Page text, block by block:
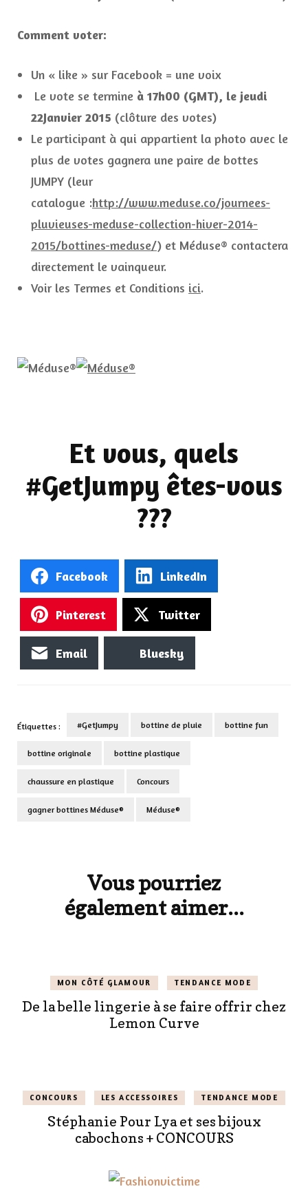
Comment voter:
Un « like » sur Facebook = une voix
Le vote se termine à 17h00 (GMT), le jeudi
22Janvier 2015 (clôture des votes)
Le participant à qui appartient la photo avec le
plus de votes gagnera une paire de bottes
JUMPY (leur
catalogue :http://www.meduse.co/journees-
pluvieuses-meduse-collection-hiver-2014-
2015/bottines-meduse/) et Méduse® contactera
directement le vainqueur.
Voir les Termes et Conditions ici.
Et vous, quels
#GetJumpy êtes-vous
???
Facebook LinkedIn
Pinterest Twitter
Email Bluesky
Étiquettes : #GetJumpy bottine de pluie bottine fun
bottine originale bottine plastique
chaussure en plastique Concours
gagner bottines Méduse® Méduse®
Vous pourriez
également aimer...
MON CÔTÉ GLAMOUR TENDANCE MODE
De la belle lingerie à se faire offrir chez
Lemon Curve
CONCOURS LES ACCESSOIRES TENDANCE MODE
Stéphanie Pour Lya et ses bijoux
cabochons + CONCOURS